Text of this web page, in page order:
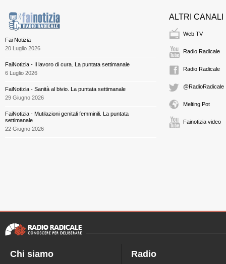
Fai Notizia
20 Luglio 2026
FaiNotizia - Il lavoro di cura. La puntata settimanale
6 Luglio 2026
FaiNotizia - Sanità al bivio. La puntata settimanale
29 Giugno 2026
FaiNotizia - Mutilazioni genitali femminili. La puntata
settimanale
22 Giugno 2026
ALTRI CANALI
Web TV
Radio Radicale
Radio Radicale
@RadioRadicale
Melting Pot
Fainotizia video
Chi siamo Radio